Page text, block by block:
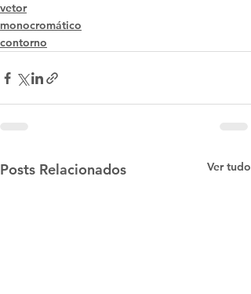
vetor
monocromático
contorno
Posts Relacionados Ver tudo